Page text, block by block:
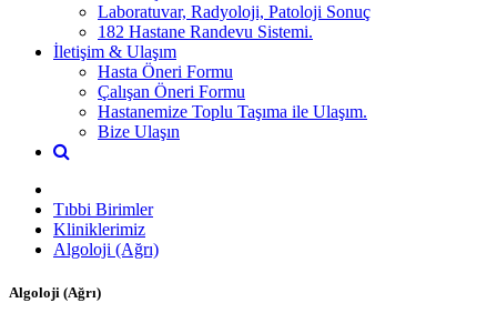
Laboratuvar, Radyoloji, Patoloji Sonuç
182 Hastane Randevu Sistemi.
İletişim & Ulaşım
Hasta Öneri Formu
Çalışan Öneri Formu
Hastanemize Toplu Taşıma ile Ulaşım.
Bize Ulaşın
Tıbbi Birimler
Kliniklerimiz
Algoloji (Ağrı)
Algoloji (Ağrı)